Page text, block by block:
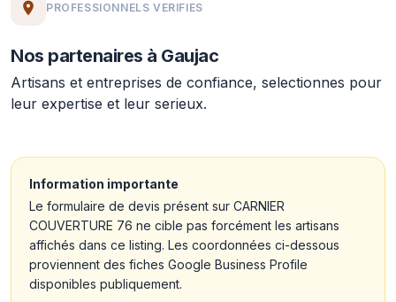
PROFESSIONNELS VERIFIES
Nos partenaires à Gaujac
Artisans et entreprises de confiance, selectionnes pour
leur expertise et leur serieux.
Information importante
Le formulaire de devis présent sur CARNIER
COUVERTURE 76 ne cible pas forcément les artisans
affichés dans ce listing. Les coordonnées ci-dessous
proviennent des fiches Google Business Profile
disponibles publiquement.